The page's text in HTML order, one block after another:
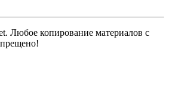
Любое копирование материалов с